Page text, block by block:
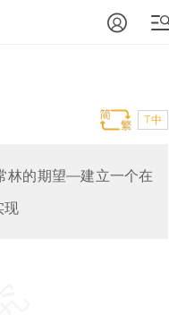
T中
林的期望—建立一个在
现